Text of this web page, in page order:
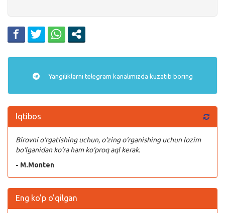
Yangiliklarni telegram kanalimizda kuzatib boring
Iqtibos
Birovni o‘rgatishing uchun, o‘zing o‘rganishing uchun lozim
bo‘lganidan ko‘ra ham ko‘proq aql kerak.
- M.Monten
Eng ko'p o'qilgan